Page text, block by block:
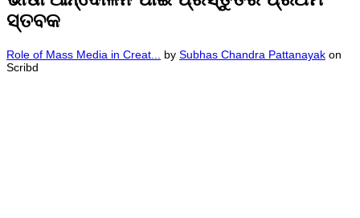
ସ୍ତବକ
Role of Mass Media in Creat... by Subhas Chandra Pattanayak on
Scribd